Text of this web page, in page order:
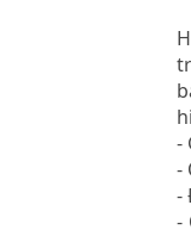
-
-
-
-